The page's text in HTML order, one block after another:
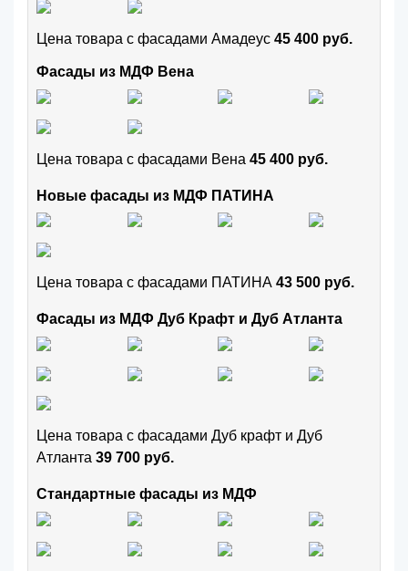
Цена товара с фасадами Амадеус 45 400 руб.
Фасады из МДФ Вена
Цена товара с фасадами Вена 45 400 руб.
Новые фасады из МДФ ПАТИНА
Цена товара с фасадами ПАТИНА 43 500 руб.
Фасады из МДФ Дуб Крафт и Дуб Атланта
Цена товара с фасадами Дуб крафт и Дуб
Атланта 39 700 руб.
Стандартные фасады из МДФ